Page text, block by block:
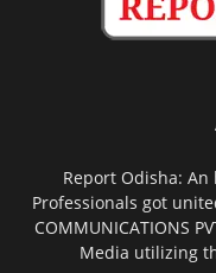
Report Odisha:
Professionals got
COMMUNICATIONS
Media utilizing